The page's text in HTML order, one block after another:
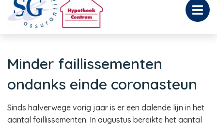
Minder faillissementen
ondanks einde coronasteun
Sinds halverwege vorig jaar is er een dalende lijn in het
aantal faillissementen. In augustus bereikte het aantal